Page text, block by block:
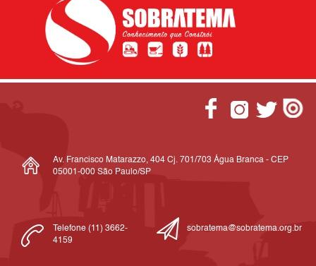
Av. Francisco Matarazzo, 404 Cj. 701/703 Água Branca - CEP
05001-000 São Paulo/SP
Telefone (11) 3662-
4159
sobratema@sobratema.org.br